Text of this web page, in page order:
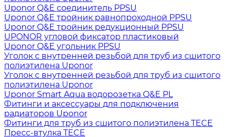
Uponor Q&E соединитель PPSU
Uponor Q&E тройник равнопроходной PPSU
Uponor Q&E тройник редукционный PPSU
UPONOR угловой фиксатор пластиковый
Uponor Q&E угольник PPSU
Уголок с внутренней резьбой для труб из сшитого
полиэтилена Uponor
Уголок с внутренней резьбой для труб из сшитого
полиэтилена Uponor
Uponor Smart Aqua водорозетка Q&E PL
Фитинги и аксессуары для подключения
радиаторов Uponor
Фитинги для труб из сшитого полиэтилена TECE
Пресс-втулка TECE